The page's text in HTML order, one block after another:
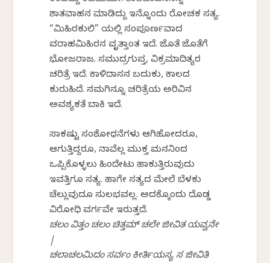
ಶಾತವಾಹನ ಮಾಡಿದ್ದು ಇನ್ನೊಂದು ರೋಚಕ ಸತ್ಯ.
“ಮಿಹಿರಕುಲಿ” ಯಲ್ಲಿ ಸಂಪೂರ್ಣವಾದ
ವರಾಹಮಿಹಿರನ ವೃತ್ತಾಂತ ಇದೆ. ಜೊತೆ ಜೊತೆಗೆ
ಭೋಜರಾಜ. ಸಮುದ್ರಗುಪ್ತ, ವಿಕ್ರಮಾದಿತ್ಯರ
ಚರಿತ್ರೆ ಇದೆ. ಕಾಳಿದಾಸನ ಬದುಕು, ಕಾಲದ
ಕುರುಹಿದೆ. ನಮಗಿನ್ನೂ ಚರಿತ್ರೆಯ ಅರಿವಿನ
ಅವಶ್ಯಕತೆ ಬಾಕಿ ಇದೆ.
ಸಾಕಷ್ಟು ಸಂಶೋಧನೆಗಳು ಆಗಿಹೋದರೂ,
ಆಗುತ್ತಿದ್ದರೂ, ನಾವೆಲ್ಲ ಮುಕ್ತ ಮನಸಿನಿಂದ
ಒಪ್ಪಿಕೊಳ್ಳಲು ಹಿಂದೇಟು ಹಾಕುತ್ತಿರುವುದು
ಇವತ್ತಿಗೂ ಸತ್ಯ. ಹಾಗೇ ಸತ್ಯದ ಮೇಲೆ ಬೆಳಕು
ಚೆಲ್ಲುವುದೂ ಸುಲಭವಲ್ಲ. ಅದಕ್ಕೊಂದು ದೊಡ್ಡ
ವಿರೋಧಿ ವರ್ಗವೇ ಇರುತ್ತದೆ.
ಚಲಂ ವಿತ್ತಂ ಚಲಂ ಚಿತ್ತಮ್ ಚಲೇ ಜೀವಿತ ಯವ್ವನೇ
|
ಚಲಾಚಲಮಿದಂ ಸರ್ವಂ ಕೀರ್ತಿಯಸ್ಯ ಸ ಜೀವಿತಿ